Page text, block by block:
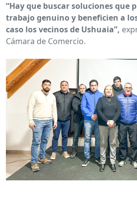
“Hay que buscar soluciones que
trabajo genuino y beneficien a
caso los vecinos de Ushuaia”,
Cámara de Comercio.